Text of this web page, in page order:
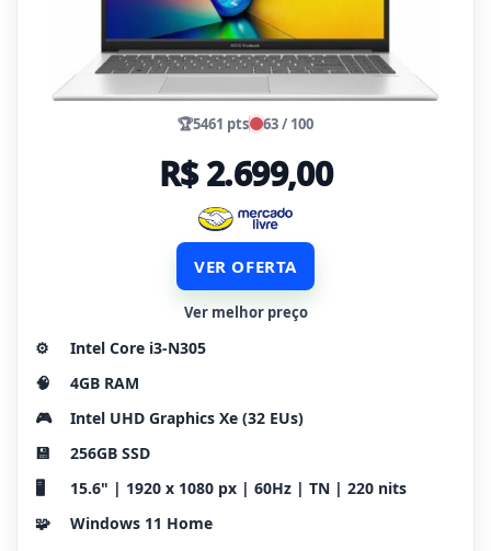
🏆5461 pts 63 / 100
R$ 2.699,00
VER OFERTA
Ver melhor preço
⚙️
Intel Core i3-N305
🧠
4GB RAM
🎮
Intel UHD Graphics Xe (32 EUs)
💾
256GB SSD
🖥️
15.6" | 1920 x 1080 px | 60Hz | TN | 220 nits
🧩
Windows 11 Home